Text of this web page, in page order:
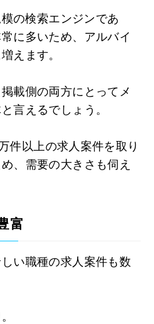
の検索エンジンであ
に多いため、アルバイ
えます。
載側の両方にとってメ
言えるでしょう。
件以上の求人案件を取り
、需要の大きさも伺え
富
い職種の求人案件も数